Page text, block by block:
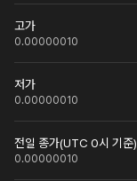
고가
0.00000010
저가
0.00000010
전일 종가(UTC 0시 기준)
0.00000010